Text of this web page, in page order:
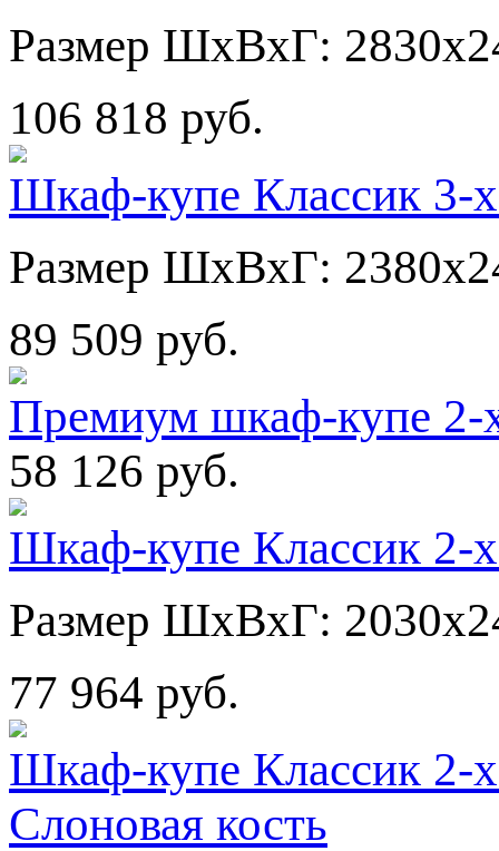
Размер ШхВхГ:
106 818 руб.
Шкаф-купе Классик 3-
Размер ШхВхГ:
89 509 руб.
Премиум шкаф-купе
58 126 руб.
Шкаф-купе Классик 2-
Размер ШхВхГ:
77 964 руб.
Шкаф-купе Классик 2-
Слоновая кость